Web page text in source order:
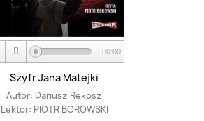
00:00
Szyfr Jana Matejki
Autor: Dariusz Rekosz
Lektor: PIOTR BOROWSKI